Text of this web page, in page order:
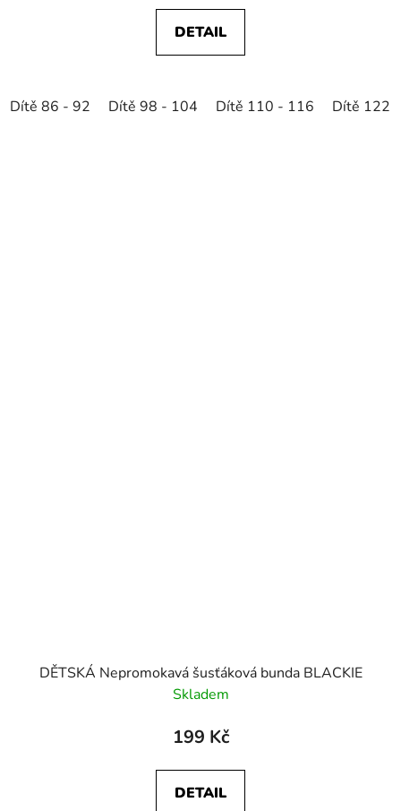
DETAIL
Dítě 86 - 92 Dítě 98 - 104 Dítě 110 - 116 Dítě 122
DĚTSKÁ Nepromokavá šusťáková bunda BLACKIE
Skladem
199 Kč
DETAIL